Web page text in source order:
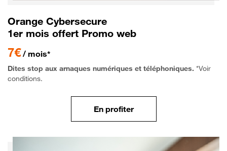
Orange Cybersecure
1er mois offert Promo web
7€ / mois*
Dites stop aux arnaques numériques et téléphoniques. *Voir
conditions.
En profiter